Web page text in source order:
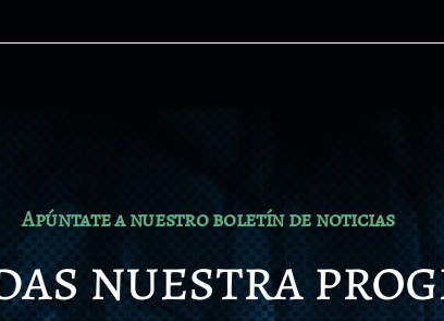
Apúntate a nuestro boletín de noticias
nuestra